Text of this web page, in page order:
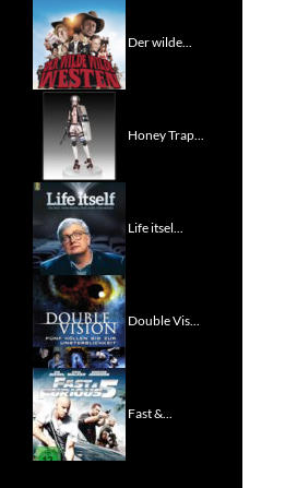
Der wilde...
Honey Trap...
Life itsel...
Double Vis...
Fast &...